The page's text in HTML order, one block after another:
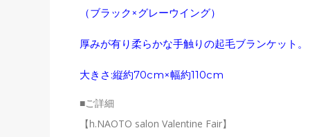
（ブラック×グレーウイング）
厚みが有り柔らかな手触りの起毛ブランケット。
大きさ:縦約70cm×幅約110cm
■ご詳細
【h.NAOTO salon Valentine Fair】